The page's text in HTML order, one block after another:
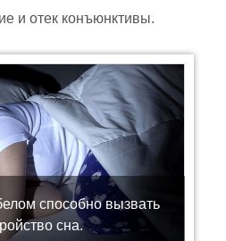
и отек конъюнктивы.
способно вызвать
сна.